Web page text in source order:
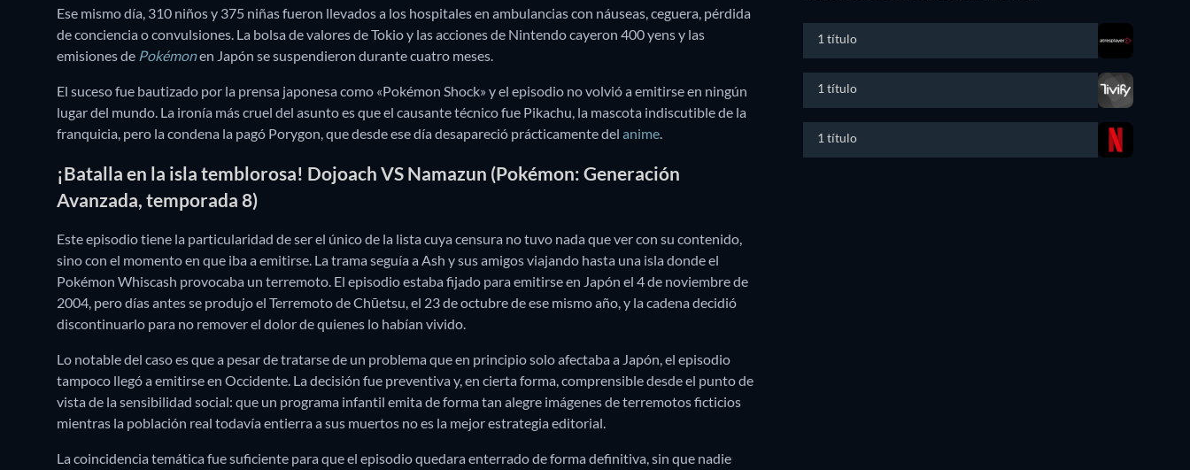
Ese mismo día, 310 niños y 375 niñas fueron llevados a los hospitales en ambulancias con náuseas, ceguera, pérdida
de conciencia o convulsiones. La bolsa de valores de Tokio y las acciones de Nintendo cayeron 400 yens y las
emisiones de Pokémonen Japón se suspendieron durante cuatro meses.
El suceso fue bautizado por la prensa japonesa como «Pokémon Shock» y el episodio no volvió a emitirse en ningún
lugar del mundo. La ironía más cruel del asunto es que el causante técnico fue Pikachu, la mascota indiscutible de la
franquicia, pero la condena la pagó Porygon, que desde ese día desapareció prácticamente del anime.
¡Batalla en la isla temblorosa! Dojoach VS Namazun (Pokémon: Generación
Avanzada, temporada 8)
Este episodio tiene la particularidad de ser el único de la lista cuya censura no tuvo nada que ver con su contenido,
sino con el momento en que iba a emitirse. La trama seguía a Ash y sus amigos viajando hasta una isla donde el
Pokémon Whiscash provocaba un terremoto. El episodio estaba fijado para emitirse en Japón el 4 de noviembre de
2004, pero días antes se produjo el Terremoto de Chūetsu, el 23 de octubre de ese mismo año, y la cadena decidió
discontinuarlo para no remover el dolor de quienes lo habían vivido.
Lo notable del caso es que a pesar de tratarse de un problema que en principio solo afectaba a Japón, el episodio
tampoco llegó a emitirse en Occidente. La decisión fue preventiva y, en cierta forma, comprensible desde el punto de
vista de la sensibilidad social: que un programa infantil emita de forma tan alegre imágenes de terremotos ficticios
mientras la población real todavía entierra a sus muertos no es la mejor estrategia editorial.
La coincidencia temática fue suficiente para que el episodio quedara enterrado de forma definitiva, sin que nadie
1 título
1 título
1 título